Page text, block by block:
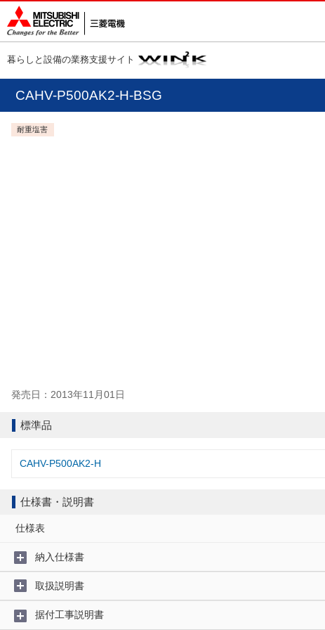
暮らしと設備の業務支援サイト
CAHV-P500AK2-H-BSG
耐重塩害
発売日：2013年11月01日
標準品
CAHV-P500AK2-H
仕様書・説明書
仕様表
納入仕様書
取扱説明書
据付工事説明書